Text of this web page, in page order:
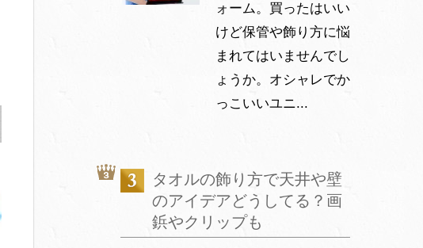
ォーム。買ったはいい
けど保管や飾り方に悩
まれてはいませんでし
ょうか。オシャレでか
っこいいユニ...
タオルの飾り方で天井や壁
のアイデアどうしてる？画
鋲やクリップも